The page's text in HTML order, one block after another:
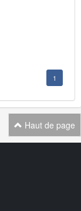
1
Haut de page